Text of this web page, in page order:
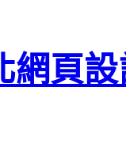
網頁